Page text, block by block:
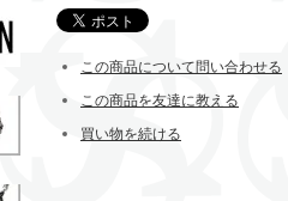
この商品について問い合わせる
この商品を友達に教える
買い物を続ける